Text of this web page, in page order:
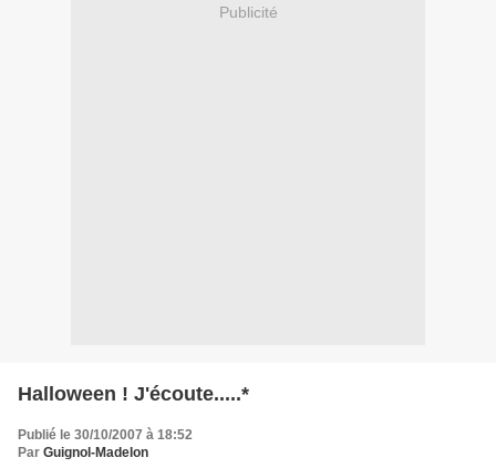
Publicité
Halloween ! J'écoute.....*
Publié le 30/10/2007 à 18:52
Par Guignol-Madelon